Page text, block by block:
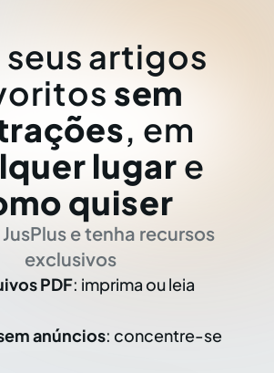
seus artigos
sem
, em
lugar e
quiser
e tenha recursos
exclusivos
PDF: imprima ou leia
anúncios: concentre-se